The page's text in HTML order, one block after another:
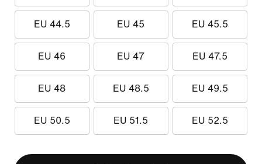
EU 44.5 EU 45 EU 45.5
EU 46 EU 47 EU 47.5
EU 48 EU 48.5 EU 49.5
EU 50.5 EU 51.5 EU 52.5